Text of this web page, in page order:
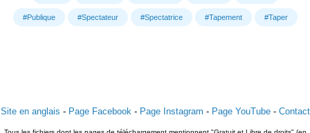
#Publique #Spectateur #Spectatrice #Tapement #Taper
Site en anglais - Page Facebook - Page Instagram - Page YouTube- Contact